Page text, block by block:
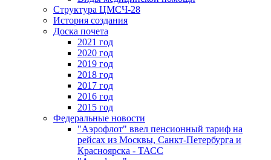
Структура ЦМСЧ-28
История создания
Доска почета
2021 год
2020 год
2019 год
2018 год
2017 год
2016 год
2015 год
Федеральные новости
"Аэрофлот" ввел пенсионный тариф на
рейсах из Москвы, Санкт-Петербурга и
Красноярска - ТАСС